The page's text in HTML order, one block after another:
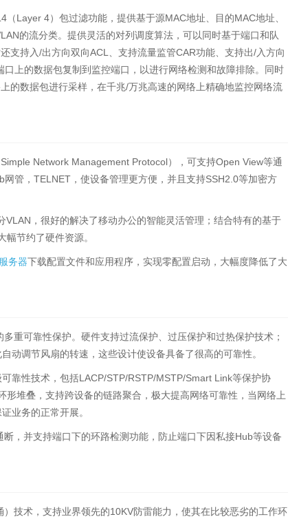
（Layer 4）包过滤功能，提供基于源MAC地址、目的MAC地址、
的流分类。提供灵活的对列调度算法，可以同时基于端口和队
支持入/出方向双向ACL、支持流量监管CAR功能、支持出/入方向
上的数据包复制到监控端口，以进行网络检测和故障排除。同时
的数据包进行采样，在千兆/万兆高速的网络上精确地监控网络流
Network Management Protocol），可支持Open View等通
管，TELNET，使设备管理更方便，并且支持SSH2.0等加密方
VLAN，很好的解决了移动办公的智能灵活管理；结合特有的基于
节约了硬件资源。
服务器下载配置文件和应用程序，实现零配置启动，大幅度降低了大
重可靠性保护。硬件支持过流保护、过压保护和过热保护技术；
动调节风扇的转速，这些设计使设备具备了很高的可靠性。
靠性技术，包括LACP/STP/RSTP/MSTP/Smart Link等保护协
堆叠，支持跨设备的链路聚合，极大提高网络可靠性，当网络上
业务的正常开展。
断，并支持端口下的环路检测功能，防止端口下因私接Hub等设备
）技术，支持业界领先的10KV防雷能力，使其在比较恶劣的工作环